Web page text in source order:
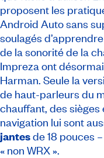
proposent les
Android Auto sans
soulagés
de la sonorité de la
Impreza ont
Harman. Seule la
de haut-parleurs du
chauffant, des
navigation lui sont
jantesde 18 pouces
« non WRX ».